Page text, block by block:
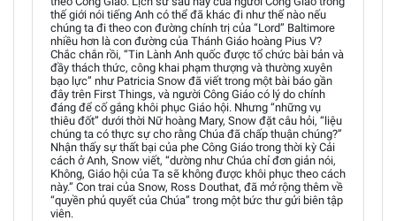
thế giới nói tiếng Anh có thể đã khác đi như thế nào nếu
chúng ta đi theo con đường chính trị của “Lord” Baltimore
nhiều hơn là con đường của Thánh Giáo hoàng Pius V?
Chắc chắn rồi, “Tin Lành Anh quốc được tổ chức bài bản và
đầy thách thức, công khai phạm thượng và thường xuyên
bạo lực” như Patricia Snow đã viết trong một bài báo gần
đây trên First Things, và người Công Giáo có lý do chính
đáng để cố gắng khôi phục Giáo hội. Nhưng “những vụ
thiêu đốt” dưới thời Nữ hoàng Mary, Snow đặt câu hỏi, “liệu
chúng ta có thực sự cho rằng Chúa đã chấp thuận chúng?”
Nhận thấy sự thất bại của phe Công Giáo trong thời kỳ Cải
cách ở Anh, Snow viết, “dường như Chúa chỉ đơn giản nói,
Không, Giáo hội của Ta sẽ không được khôi phục theo cách
này.” Con trai của Snow, Ross Douthat, đã mở rộng thêm về
“quyền phủ quyết của Chúa” trong một bức thư gửi biên tập
viên.